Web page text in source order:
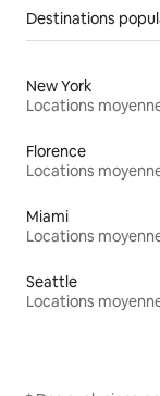
Destinations
New York
Florence
Miami
Seattle